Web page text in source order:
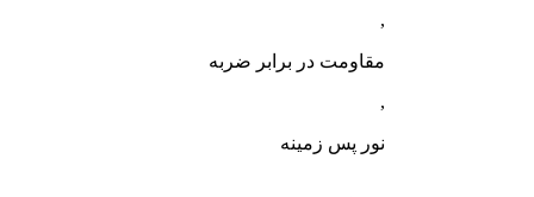
,
مقاومت در برابر ضربه
,
نور پس زمینه